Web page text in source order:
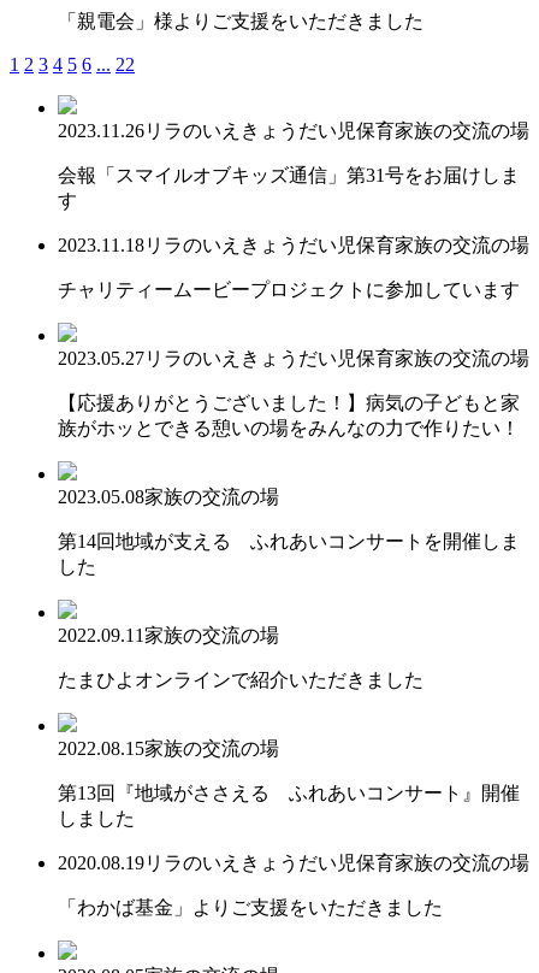
「親電会」様よりご支援をいただきました
1 2 3 4 5 6 ... 22
2023.11.26リラのいえ きょうだい児保育家族の交流の場
会報「スマイルオブキッズ通信」第31号をお届けしま
す
2023.11.18リラのいえ きょうだい児保育家族の交流の場
チャリティームービープロジェクトに参加しています
2023.05.27リラのいえ きょうだい児保育家族の交流の場
【応援ありがとうございました！】病気の子どもと家
族がホッとできる憩いの場をみんなの力で作りたい！
2023.05.08家族の交流の場
第14回地域が支える ふれあいコンサートを開催しま
した
2022.09.11家族の交流の場
たまひよオンラインで紹介いただきました
2022.08.15家族の交流の場
第13回『地域がささえる ふれあいコンサート』開催
しました
2020.08.19リラのいえ きょうだい児保育家族の交流の場
「わかば基金」よりご支援をいただきました